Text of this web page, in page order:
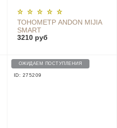
ТОНОМЕТР ANDON MIJIA
SMART
SPHYGMOMANOMETER -
3210 руб
ОЖИДАЕМ ПОСТУПЛЕНИЯ
ID: 275209